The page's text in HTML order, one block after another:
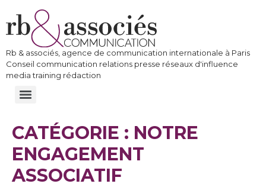
Rb & associés, agence de communication internationale à Paris
Conseil communication relations presse réseaux d'influence
media training rédaction
CATÉGORIE : NOTRE
ENGAGEMENT
ASSOCIATIF